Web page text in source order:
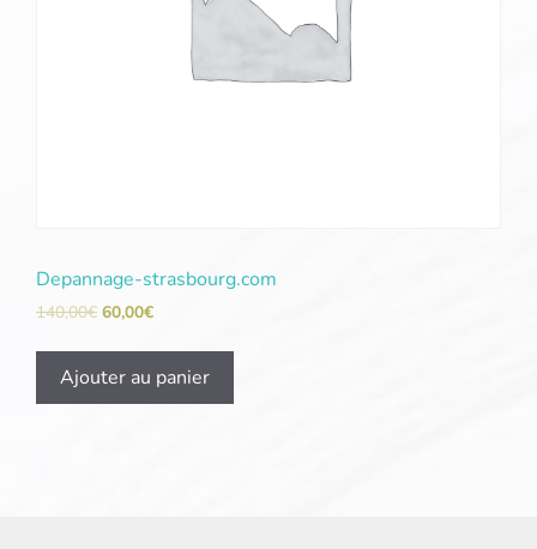
Depannage-strasbourg.com
140,00€ 60,00€
Ajouter au panier